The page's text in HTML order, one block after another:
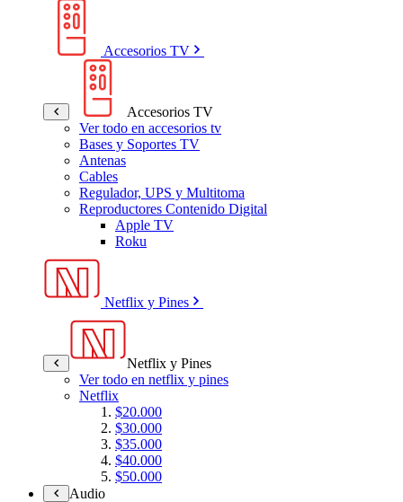
Accesorios TV
Accesorios TV
Ver todo en accesorios tv
Bases y Soportes TV
Antenas
Cables
Regulador, UPS y Multitoma
Reproductores Contenido Digital
Apple TV
Roku
Netflix y Pines
Netflix y Pines
Ver todo en netflix y pines
Netflix
$20.000
$30.000
$35.000
$40.000
$50.000
Audio